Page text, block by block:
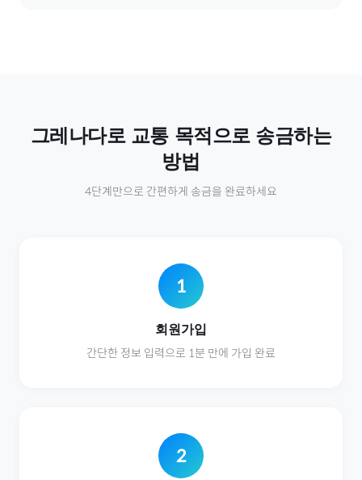
그레나다로 교통 목적으로 송금하는
방법
4단계만으로 간편하게 송금을 완료하세요
1
회원가입
간단한 정보 입력으로 1분 만에 가입 완료
2